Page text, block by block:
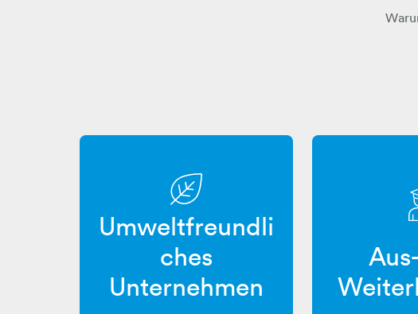
Umweltfreundli
ches
Unternehmen